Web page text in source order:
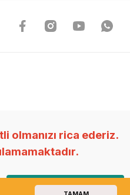
Canlı WhatsApp Destek
olmanızı rica ederiz.